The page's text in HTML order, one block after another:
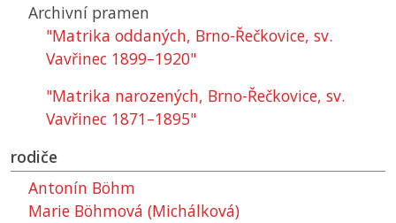
Archivní pramen
"Matrika oddaných, Brno-Řečkovice, sv.
Vavřinec 1899–1920"
"Matrika narozených, Brno-Řečkovice, sv.
Vavřinec 1871–1895"
rodiče
Antonín Böhm
Marie Böhmová (Michálková)